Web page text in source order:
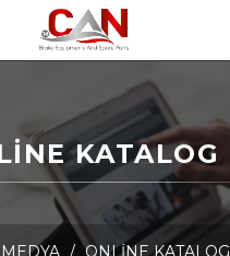
KATALOG
MEDYA / ONLINE KATALOG